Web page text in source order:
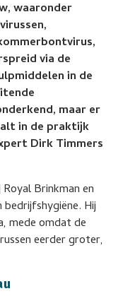
waaronder
via de
in de
maar er
in de praktijk
Dirk Timmers
Brinkman en
Hij
mede omdat de
eerder groter,